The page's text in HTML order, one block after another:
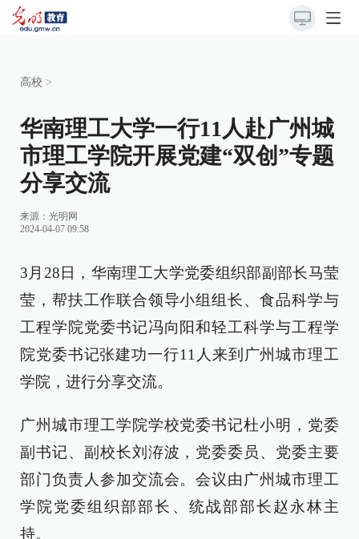
高校 >
华南理工大学一行11人赴广州城
市理工学院开展党建“双创”专题
分享交流
来源： 光明网
2024-04-07 09:58
3月28日，华南理工大学党委组织部副部长马莹
莹，帮扶工作联合领导小组组长、食品科学与
工程学院党委书记冯向阳和轻工科学与工程学
院党委书记张建功一行11人来到广州城市理工
学院，进行分享交流。
广州城市理工学院学校党委书记杜小明，党委
副书记、副校长刘洊波，党委委员、党委主要
部门负责人参加交流会。会议由广州城市理工
学院党委组织部部长、统战部部长赵永林主
持。